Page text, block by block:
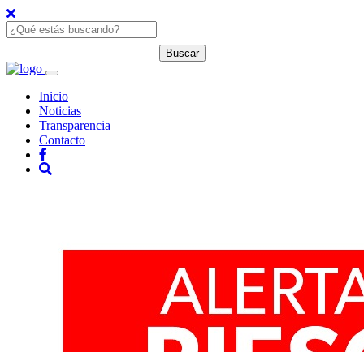
Inicio
Noticias
Transparencia
Contacto